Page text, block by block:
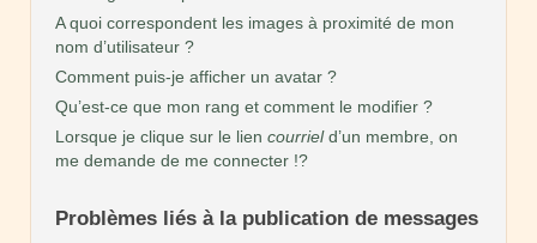
A quoi correspondent les images à proximité de mon
nom d’utilisateur ?
Comment puis-je afficher un avatar ?
Qu’est-ce que mon rang et comment le modifier ?
Lorsque je clique sur le lien courrield’un membre, on
me demande de me connecter !?
Problèmes liés à la publication de messages